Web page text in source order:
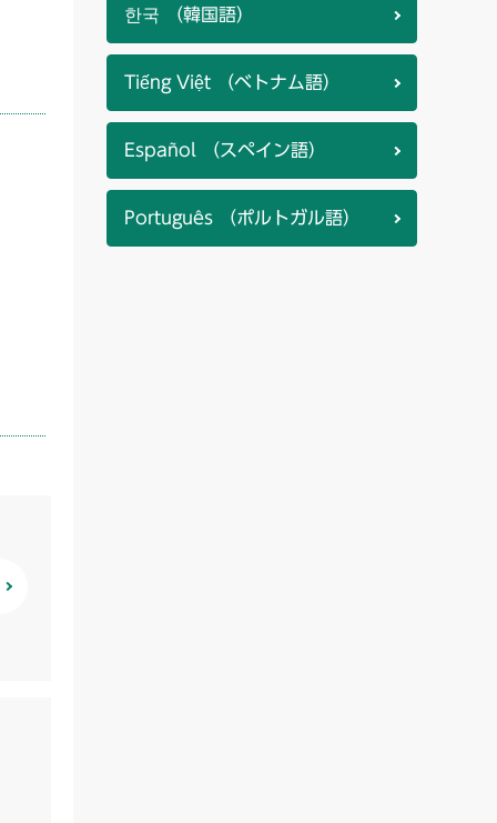
한국 （韓国語）
Tiếng Việt （ベトナム語）
Español （スペイン語）
Português （ポルトガル語）